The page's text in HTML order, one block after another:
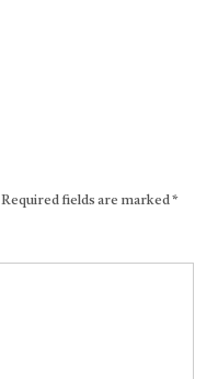
Required fields are marked*